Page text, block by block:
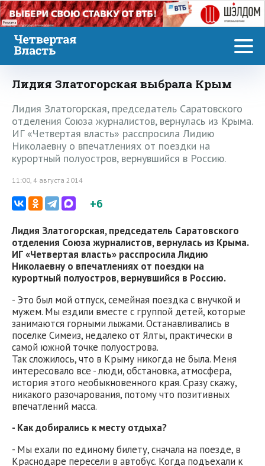
Реклама
Лидия Златогорская выбрала Крым
Лидия Златогорская, председатель Саратовского
отделения Союза журналистов, вернулась из Крыма.
ИГ «Четвертая власть» расспросила Лидию
Николаевну о впечатлениях от поездки на
курортный полуостров, вернувшийся в Россию.
11:00, 4 августа 2014
+6
Лидия Златогорская, председатель Саратовского
отделения Союза журналистов, вернулась из Крыма.
ИГ «Четвертая власть» расспросила Лидию
Николаевну о впечатлениях от поездки на
курортный полуостров, вернувшийся в Россию.
- Это был мой отпуск, семейная поездка с внучкой и
мужем. Мы ездили вместе с группой детей, которые
занимаются горными лыжами. Останавливались в
поселке Симеиз, недалеко от Ялты, практически в
самой южной точке полуострова.
Так сложилось, что в Крыму никогда не была. Меня
интересовало все - люди, обстановка, атмосфера,
история этого необыкновенного края. Сразу скажу,
никакого разочарования, потому что позитивных
впечатлений масса.
- Как добирались к месту отдыха?
- Мы ехали по единому билету, сначала на поезде, в
Краснодаре пересели в автобус. Когда подъехали к